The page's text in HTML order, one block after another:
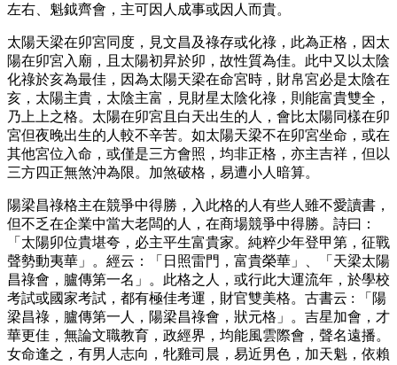
左右、魁鉞齊會，主可因人成事或因人而貴。
太陽天梁在卯宮同度，見文昌及祿存或化祿，此為正格，因太
陽在卯宮入廟，且太陽初昇於卯，故性質為佳。此中又以太陰
化祿於亥為最佳，因為太陽天梁在命宮時，財帛宮必是太陰在
亥，太陽主貴，太陰主富，見財星太陰化祿，則能富貴雙全，
乃上上之格。太陽在卯宮且白天出生的人，會比太陽同樣在卯
宮但夜晚出生的人較不辛苦。如太陽天梁不在卯宮坐命，或在
其他宮位入命，或僅是三方會照，均非正格，亦主吉祥，但以
三方四正無煞沖為限。加煞破格，易遭小人暗算。
陽梁昌祿格主在競爭中得勝，入此格的人有些人雖不愛讀書，
但不乏在企業中當大老闆的人，在商場競爭中得勝。詩曰：
「太陽卯位貴堪夸，必主平生富貴家。純粹少年登甲第，征戰
聲勢動夷華」。經云：「日照雷門，富貴榮華」、「天梁太陽
昌祿會，臚傳第一名」。此格之人，或行此大運流年，於學校
考試或國家考試，都有極佳考運，財官雙美格。古書云 : 「陽
梁昌祿，臚傳第一人，陽梁昌祿會，狀元格」。吉星加會，才
華更佳，無論文職教育，政經界，均能風雲際會，聲名遠播。
女命逢之，有男人志向，牝雞司晨，易近男色，加天魁，依賴